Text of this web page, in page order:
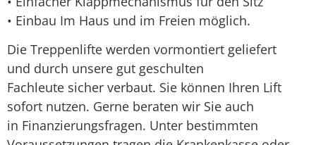
• Einbau Im Haus und im Freien möglich.
Die Treppenlifte werden vormontiert geliefert
und durch unsere gut geschulten
Fachleute sicher verbaut. Sie können Ihren Lift
sofort nutzen. Gerne beraten wir Sie auch
in Finanzierungsfragen. Unter bestimmten